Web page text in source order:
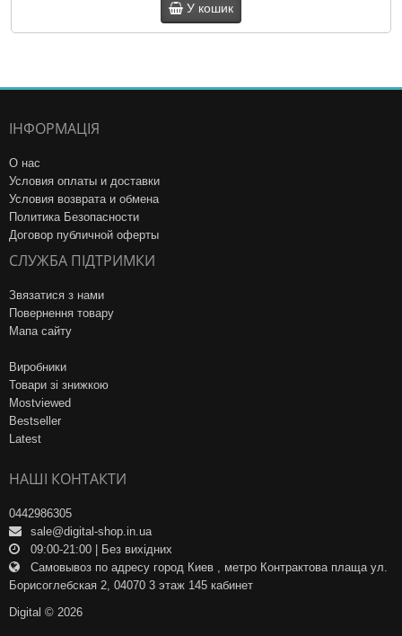
У кошик
ІНФОРМАЦІЯ
О нас
Условия оплаты и доставки
Условия возврата и обмена
Политика Безопасности
Договор публичной оферты
СЛУЖБА ПІДТРИМКИ
Звязатися з нами
Повернення товару
Мапа сайту
Виробники
Товари зі знижкою
Mostviewed
Bestseller
Latest
НАШІ КОНТАКТИ
0442986305
sale@digital-shop.in.ua
09:00-21:00 | Без вихідних
Самовывоз по адресу город Киев , метро Контрактова плаща ул.
Борисоглебская 2, 04070 3 этаж 145 кабинет
Digital © 2026